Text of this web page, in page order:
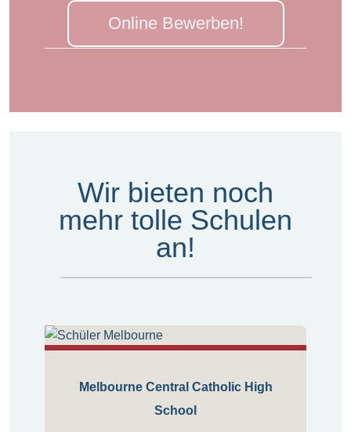
Online Bewerben!
Wir bieten noch
mehr tolle Schulen
an!
Melbourne Central Catholic High
School